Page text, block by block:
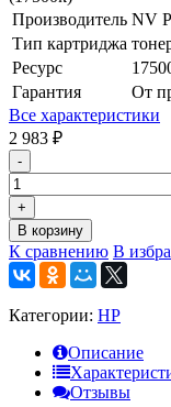
Производитель NV
Тип картриджа
Ресурс
Гарантия
От
Все характеристики
2 983 ₽
-
+
В корзину
К сравнению В
Категории: HP
Описание
Отзывы